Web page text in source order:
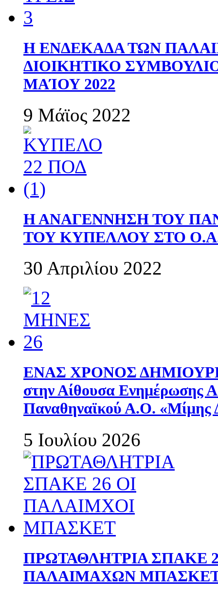
Η ΕΝΔΕΚΑΔΑ ΤΩΝ
ΔΙΟΙΚΗΤΙΚΟ
ΜΑΊΟΥ 2022
9 Μάϊος 2022
Η ΑΝΑΓΕΝΝΗΣΗ ΤΟΥ
ΤΟΥ ΚΥΠΕΛΛΟΥ ΣΤΟ
30 Απριλίου 2022
ΕΝΑΣ ΧΡΟΝΟΣ
στην Αίθουσα Ενημέρωσης
Παναθηναϊκού Α.Ο. «Μίμης
5 Ιουλίου 2026
ΠΡΩΤΑΘΛΗΤΡΙΑ ΣΠΑΚΕ
ΠΑΛΑΙΜΑΧΩΝ